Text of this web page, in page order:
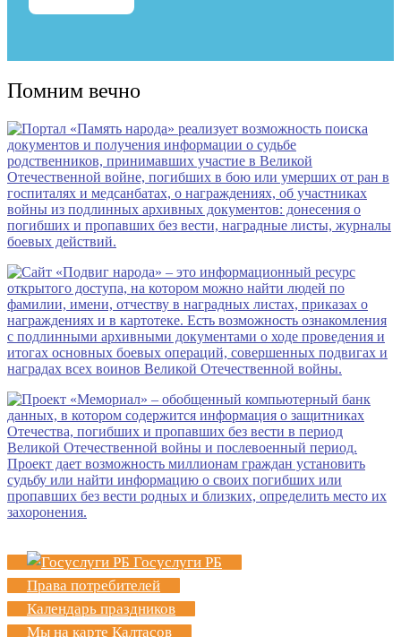
Помним вечно
Госуслуги РБ
Права потребителей
Календарь праздников
Мы на карте Калтасов